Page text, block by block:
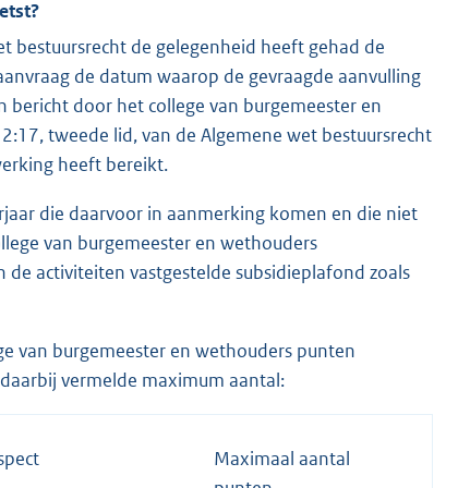
bestuursrecht de gelegenheid heeft gehad de
de datum waarop de gevraagde aanvulling
door het college van burgemeester en
tweede lid, van de Algemene wet bestuursrecht
heeft bereikt.
die daarvoor in aanmerking komen en die niet
van burgemeester en wethouders
activiteiten vastgestelde subsidieplafond zoals
van burgemeester en wethouders punten
vermelde maximum aantal:
Maximaal aantal